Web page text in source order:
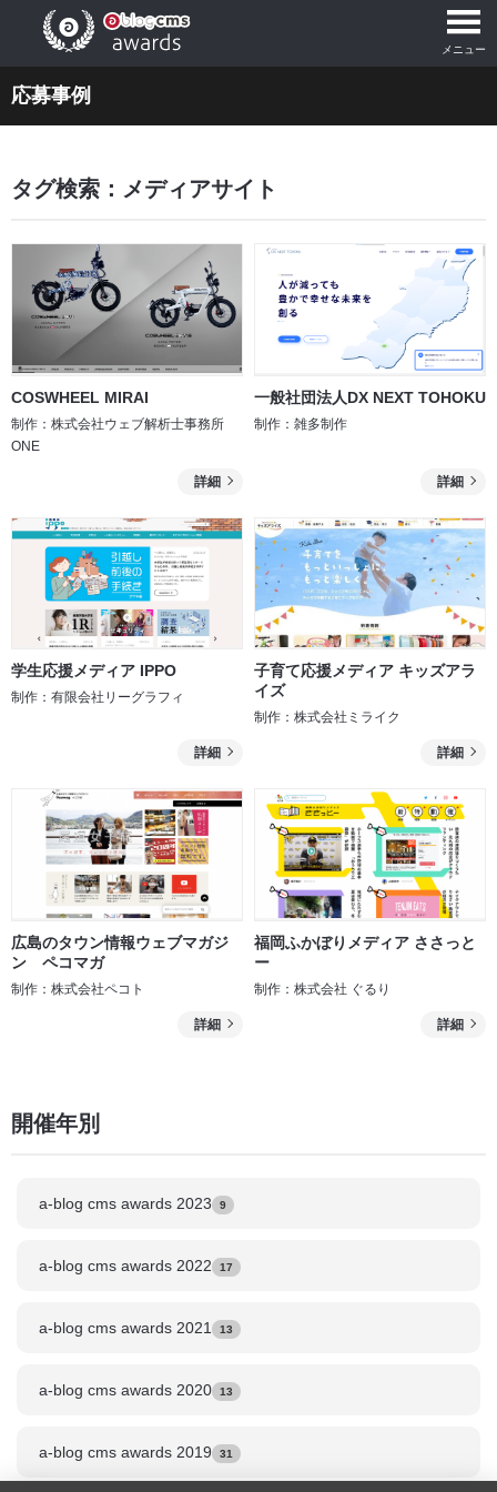
メニュー
応募事例
タグ検索： メディアサイト
COSWHEEL MIRAI
制作：株式会社ウェブ解析士事務所
ONE
詳細
を
る
一般社団法人DX NEXT TOHOKU
制作：雑多制作
詳細
を
る
学生応援メディア IPPO
制作：有限会社リーグラフィ
詳細
を
る
子育て応援メディア キッズアラ
イズ
制作：株式会社ミライク
詳細
を
る
広島のタウン情報ウェブマガジ
ン ペコマガ
制作：株式会社ペコト
詳細
を
福岡ふかぼりメディア ささっと
ー
制作：株式会社 ぐるり
詳細
を
開催年別
a-blog cms awards 2023 9
a-blog cms awards 2022 17
a-blog cms awards 2021 13
a-blog cms awards 2020 13
a-blog cms awards 2019 31